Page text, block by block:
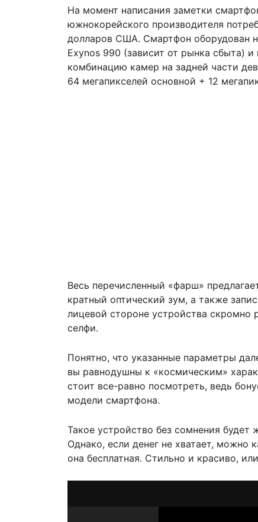
На момент написания заметки
южнокорейского производителя
долларов США. Смартфон оборудован
Exynos 990 (зависит от рынка сбыта)
комбинацию камер на задней части
64 мегапикселей основной + 12
Весь перечисленный «фарш»
кратный оптический зум, а также
лицевой стороне устройства скромно
селфи.
Понятно, что указанные параметры
вы равнодушны к «космическим»
стоит все-равно посмотреть, ведь
модели смартфона.
Такое устройство без сомнения
Однако, если денег не хватает, можно
она бесплатная. Стильно и красиво,